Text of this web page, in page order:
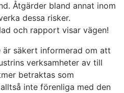
Åtgärder bland annat inom
dessa risker.
och rapport visar vägen!
är säkert informerad om att
verksamheter av till
betraktas som
inte förenliga med den